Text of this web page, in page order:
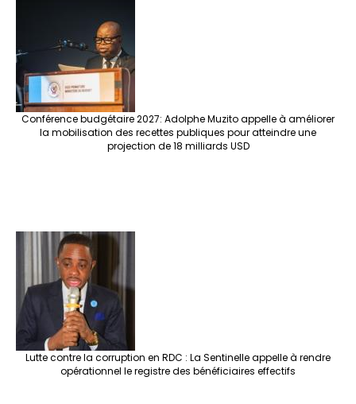
Conférence budgétaire 2027: Adolphe Muzito appelle à améliorer
la mobilisation des recettes publiques pour atteindre une
projection de 18 milliards USD
Lutte contre la corruption en RDC : La Sentinelle appelle à rendre
opérationnel le registre des bénéficiaires effectifs